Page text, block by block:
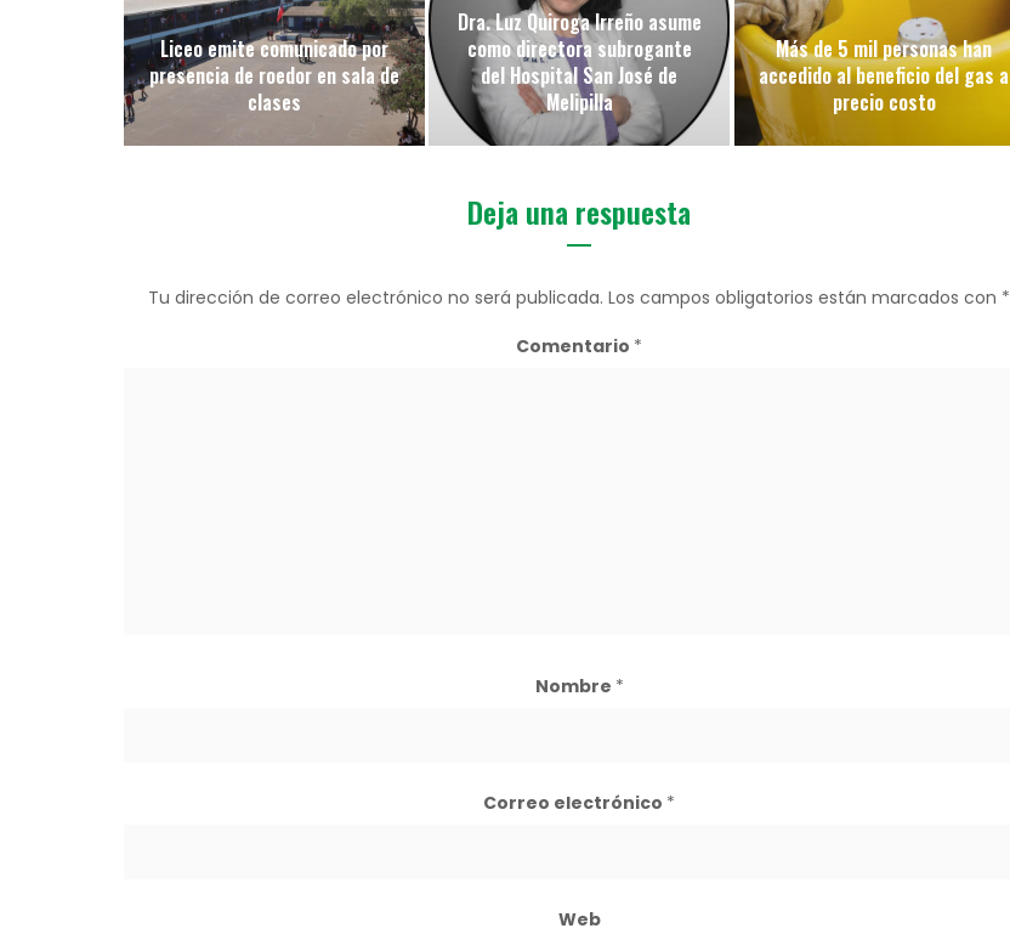
Liceo emite comunicado por
presencia de roedor en sala de
clases
Dra. Luz Quiroga Irreño asume
como directora subrogante
del Hospital San José de
Melipilla
Más de 5 mil personas han
accedido al beneficio del gas a
precio costo
Deja una respuesta
Tu dirección de correo electrónico no será publicada. Los campos obligatorios están marcados con *
Comentario *
Nombre *
Correo electrónico *
Web